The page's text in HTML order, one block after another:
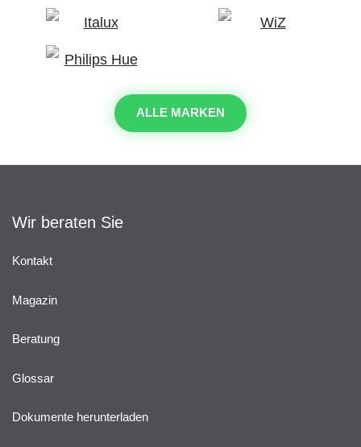
ALLE MARKEN
Wir beraten Sie
Kontakt
Magazin
Beratung
Glossar
Dokumente herunterladen